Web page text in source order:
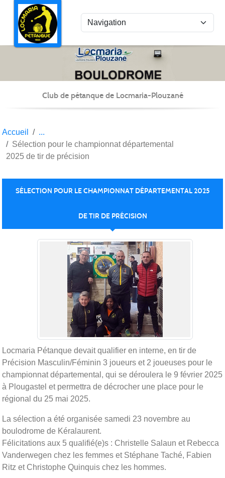
Club de pétanque de Locmaria-Plouzané
Accueil
Sélection pour le championnat départemental
2025 de tir de précision
SÉLECTION POUR LE CHAMPIONNAT DÉPARTEMENTAL 2025
DE TIR DE PRÉCISION
Locmaria Pétanque devait qualifier en interne, en tir de
Précision Masculin/Féminin 3 joueurs et 2 joueuses pour le
championnat départemental, qui se déroulera le 9 février 2025
à Plougastel et permettra de décrocher une place pour le
régional du 25 mai 2025.
La sélection a été organisée samedi 23 novembre au
boulodrome de Kéralaurent.
Félicitations aux 5 qualifié(e)s : Christelle Salaun et Rebecca
Vanderwegen chez les femmes et Stéphane Taché, Fabien
Ritz et Christophe Quinquis chez les hommes.
Panneau de gestion des cookies